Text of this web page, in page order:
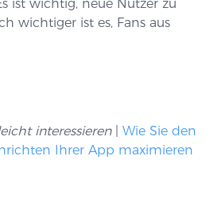
ist wichtig, neue Nutzer zu
wichtiger ist es, Fans aus
interessieren| Wie Sie den
Ihrer App maximieren